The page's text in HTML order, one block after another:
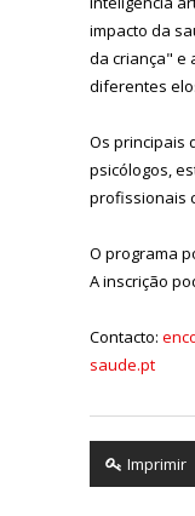
impacto da
da criança" e
diferentes
Os principais
psicólogos,
profissionais
O programa
A inscrição
Contacto:
saude.pt
Imprimir